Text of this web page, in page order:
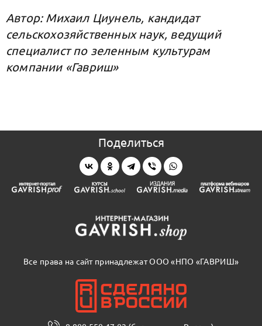
Автор: Михаил Циунель, кандидат
сельскохозяйственных наук, ведущий
специалист по зеленным культурам
компании «Гавриш»
Поделиться
Все права на сайт принадлежат ООО «НПО «ГАВРИШ»